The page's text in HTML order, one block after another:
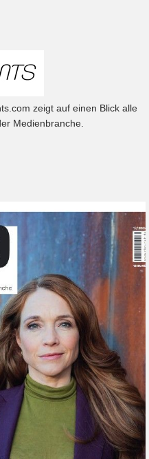
zeigt auf einen Blick alle
Medienbranche.